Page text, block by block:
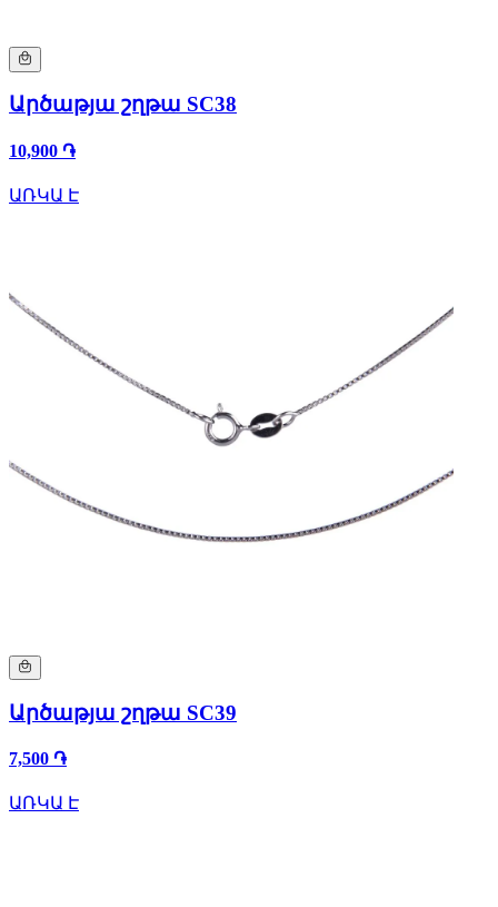
Արծաթյա շղթա SC38
10,900 ֏
ԱՌԿԱ Է
Արծաթյա շղթա SC39
7,500 ֏
ԱՌԿԱ Է